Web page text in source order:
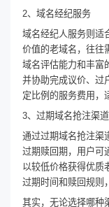
2、域名经纪服务
域名经纪人服务则适
价值的老域名，往往
域名评估能力和丰富
并协助完成议价、过
定比例的服务费用，
3、过期域名抢注渠道
通过过期域名抢注渠
过期赎回期，用户可
以较低价格获得优质
过期时间和赎回规则
其实，无论选择哪种